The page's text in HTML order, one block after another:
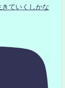
ていくしかな